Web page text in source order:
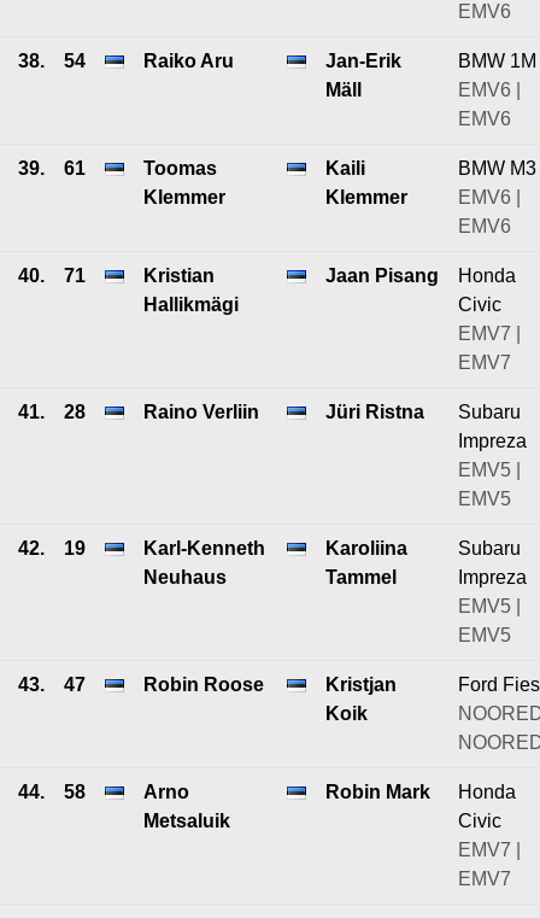
EMV6
38. 54 Raiko Aru
Jan-Erik
Mäll
BMW 1M
EMV6 |
EMV6
39. 61
Toomas
Klemmer
Kaili
Klemmer
BMW M3
EMV6 |
EMV6
40. 71
Kristian
Hallikmägi
Jaan Pisang
Honda
Civic
EMV7 |
EMV7
41. 28 Raino Verliin Jüri Ristna
Subaru
Impreza
EMV5 |
EMV5
42. 19
Karl-Kenneth
Neuhaus
Karoliina
Tammel
Subaru
Impreza
EMV5 |
EMV5
43. 47 Robin Roose
Kristjan
Koik
Ford
44. 58
Arno
Metsaluik
Robin Mark
Honda
Civic
EMV7 |
EMV7